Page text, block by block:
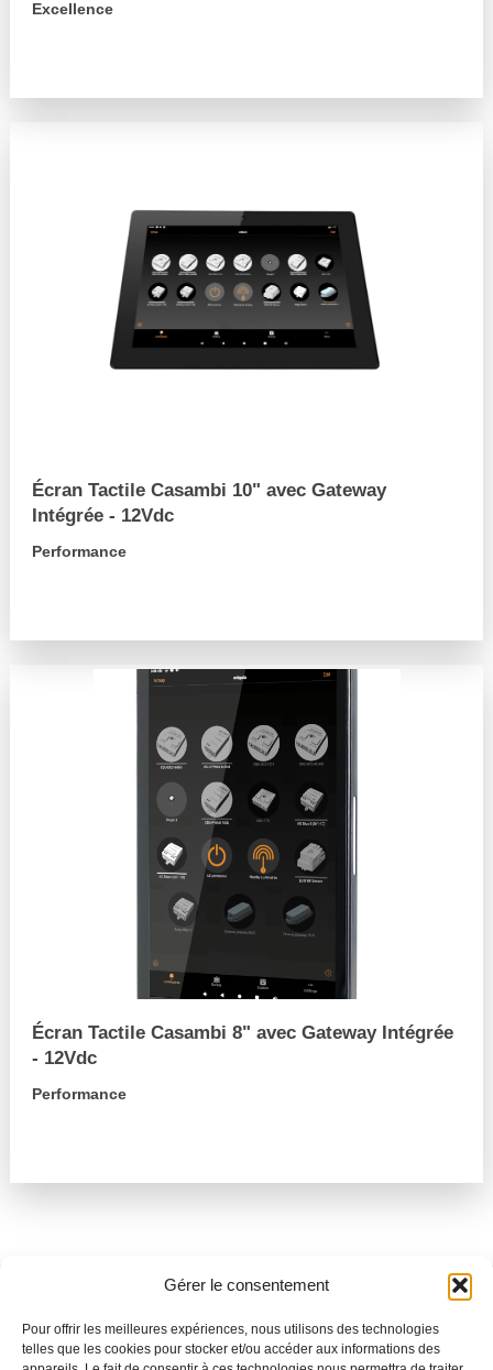
Gérer le consentement
Pour offrir les meilleures expériences, nous utilisons des technologies
telles que les cookies pour stocker et/ou accéder aux informations des
Excellence
Écran Tactile Casambi 10" avec Gateway
Intégrée - 12Vdc
Performance
Écran Tactile Casambi 8" avec Gateway Intégrée
- 12Vdc
Performance
Parlez-nous de votre projet